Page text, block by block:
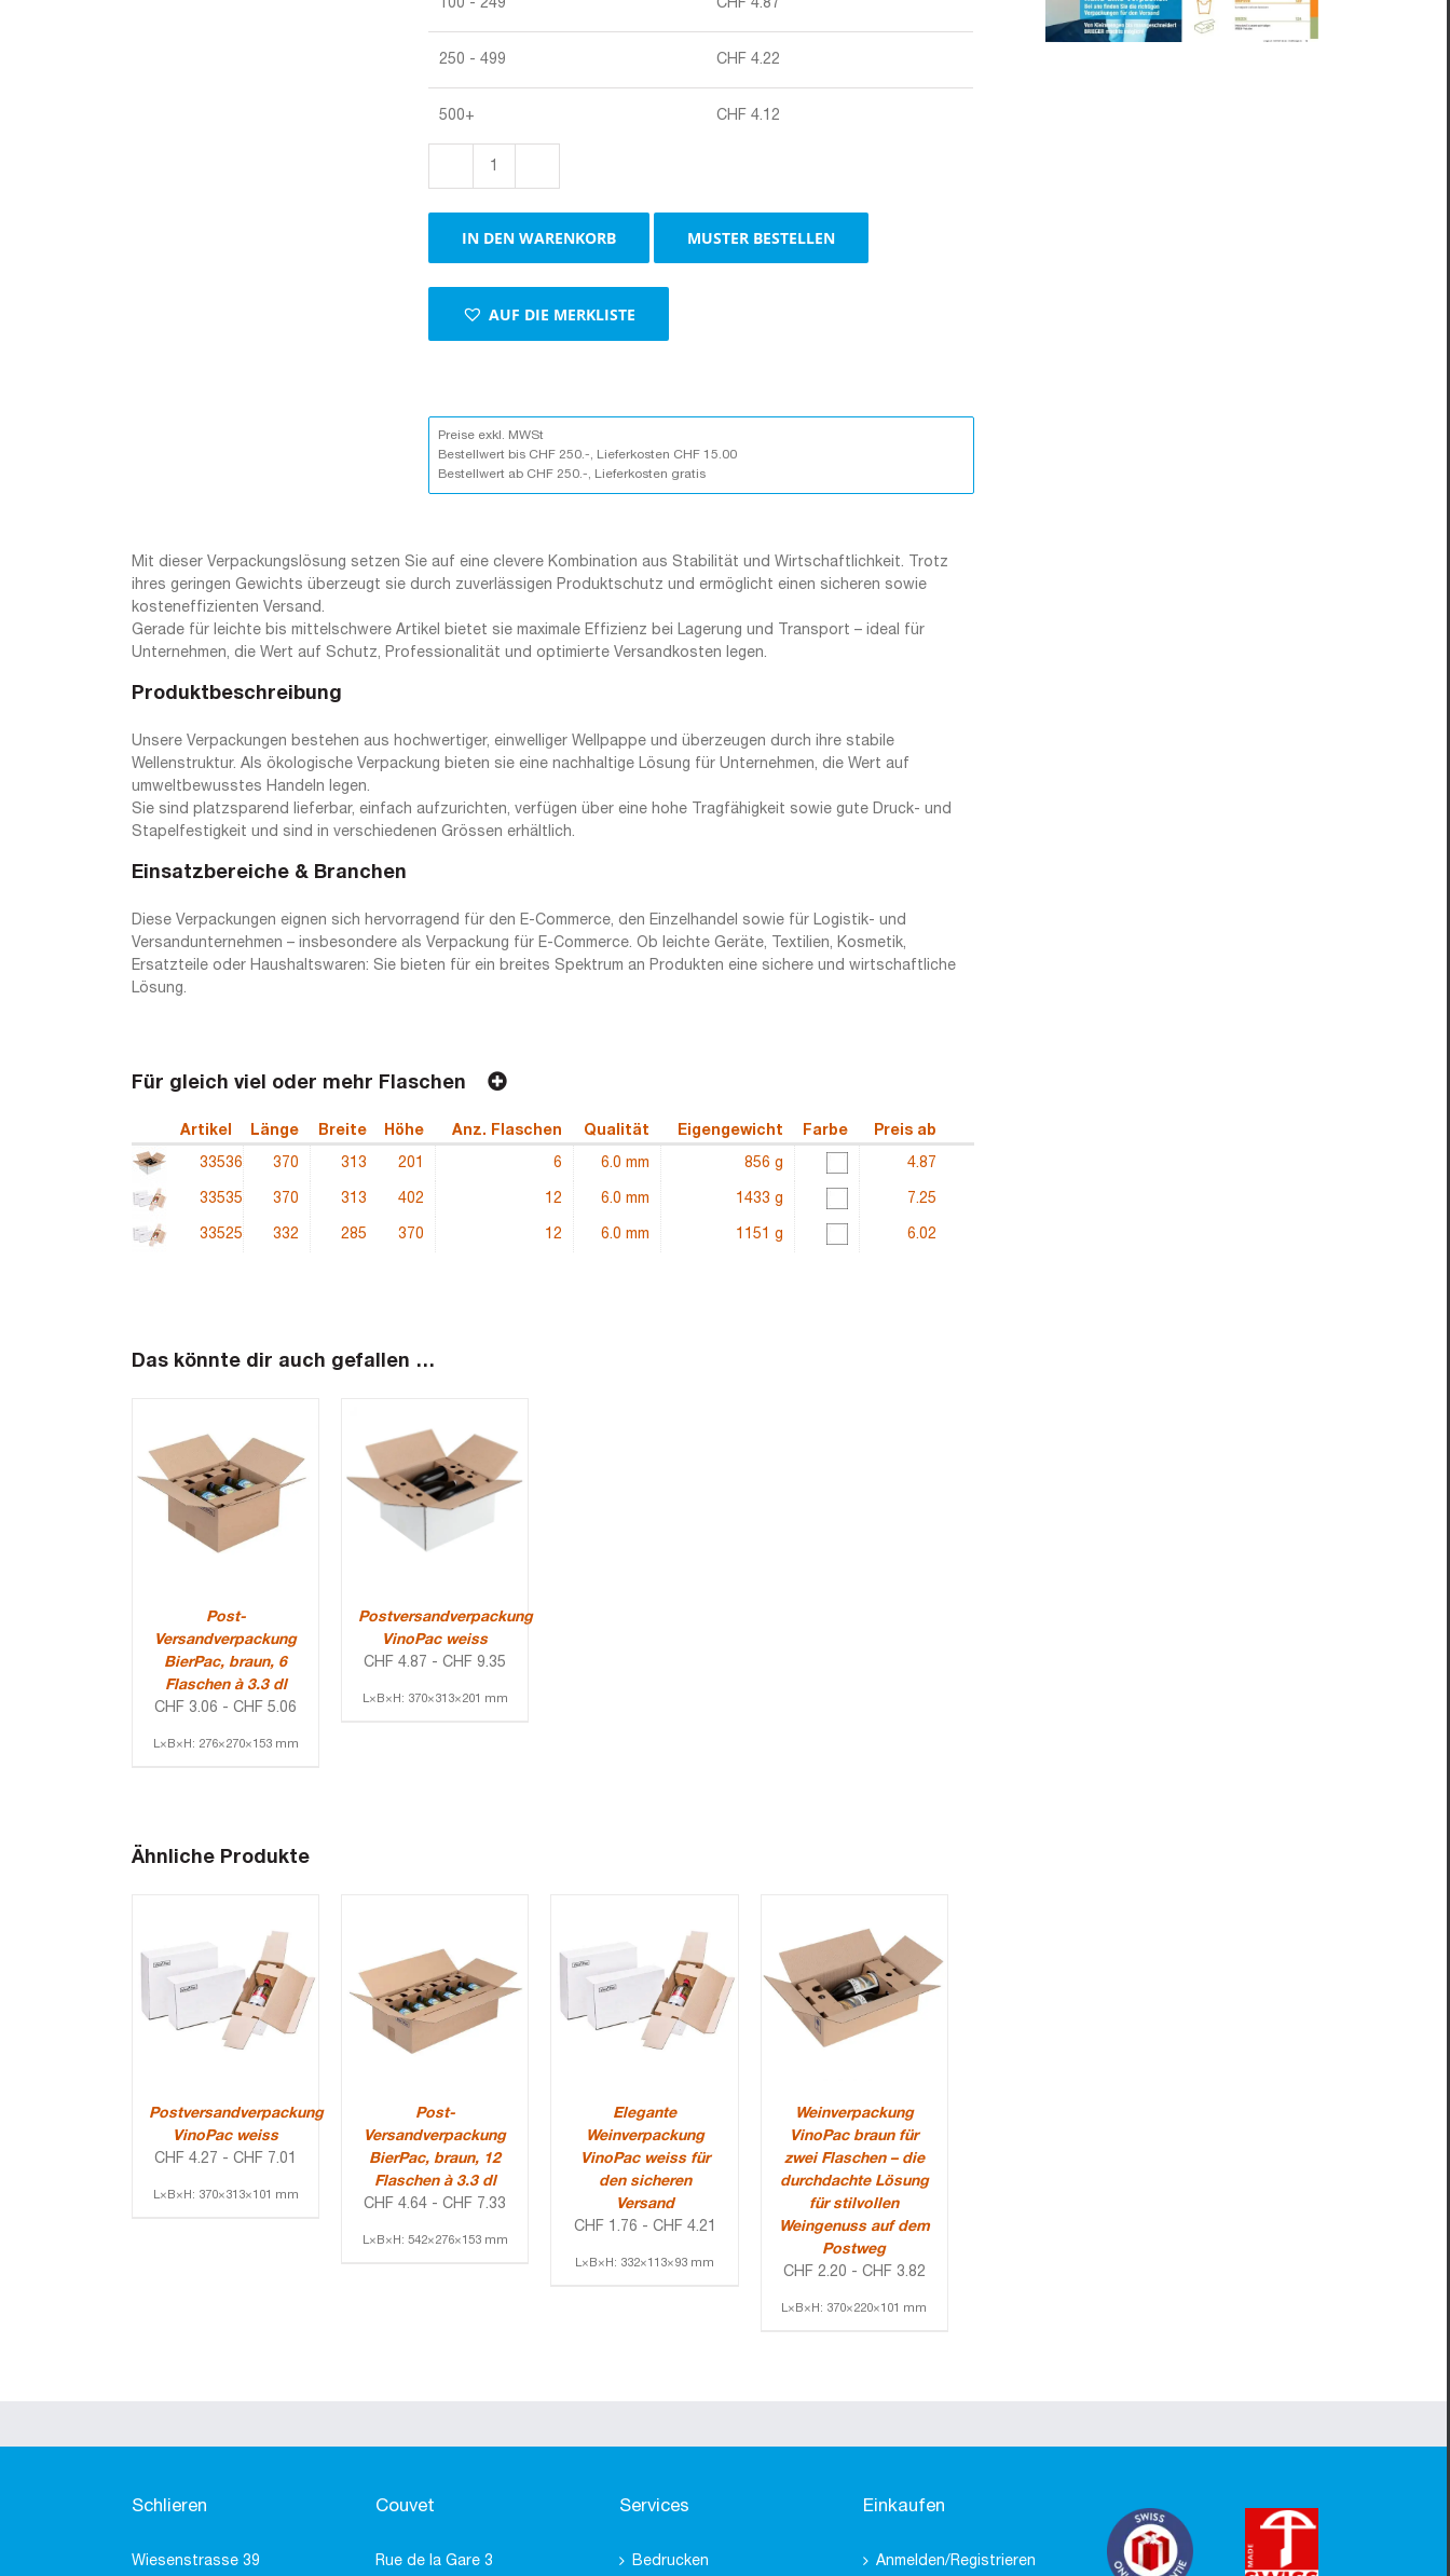
100 - 249 CHF 4.87
250 - 499 CHF 4.22
500+ CHF 4.12
Menge
IN DEN WARENKORB MUSTER BESTELLEN
AUF DIE MERKLISTE
Preise exkl. MWSt
Bestellwert bis CHF 250.-, Lieferkosten CHF 15.00
Bestellwert ab CHF 250.-, Lieferkosten gratis
Mit dieser Verpackungslösung setzen Sie auf eine clevere Kombination aus Stabilität und Wirtschaftlichkeit. Trotz
ihres geringen Gewichts überzeugt sie durch zuverlässigen Produktschutz und ermöglicht einen sicheren sowie
kosteneffizienten Versand.
Gerade für leichte bis mittelschwere Artikel bietet sie maximale Effizienz bei Lagerung und Transport – ideal für
Unternehmen, die Wert auf Schutz, Professionalität und optimierte Versandkosten legen.
Produktbeschreibung
Unsere Verpackungen bestehen aus hochwertiger, einwelliger Wellpappe und überzeugen durch ihre stabile
Wellenstruktur. Als ökologische Verpackung bieten sie eine nachhaltige Lösung für Unternehmen, die Wert auf
umweltbewusstes Handeln legen.
Sie sind platzsparend lieferbar, einfach aufzurichten, verfügen über eine hohe Tragfähigkeit sowie gute Druck- und
Stapelfestigkeit und sind in verschiedenen Grössen erhältlich.
Einsatzbereiche & Branchen
Diese Verpackungen eignen sich hervorragend für den E-Commerce, den Einzelhandel sowie für Logistik- und
Versandunternehmen – insbesondere als Verpackung für E-Commerce. Ob leichte Geräte, Textilien, Kosmetik,
Ersatzteile oder Haushaltswaren: Sie bieten für ein breites Spektrum an Produkten eine sichere und wirtschaftliche
Lösung.
Für gleich viel oder mehr Flaschen
Artikel Länge Breite Höhe Anz. Flaschen Qualität Eigengewicht Farbe Preis ab
33536 370 313 201 6 6.0 mm 856 g 4.87
33535 370 313 402 12 6.0 mm 1433 g 7.25
33525 332 285 370 12 6.0 mm 1151 g 6.02
Das könnte dir auch gefallen …
Post-
Versandverpackung
BierPac, braun, 6
Flaschen à 3.3 dl
CHF 3.06 -CHF 5.06
L×B×H: 276×270×153 mm
Postversandverpackung
VinoPac weiss
CHF 4.87 -CHF 9.35
L×B×H: 370×313×201 mm
Ähnliche Produkte
Postversandverpackung
VinoPac weiss
CHF 4.27 -CHF 7.01
L×B×H: 370×313×101 mm
Post-
Versandverpackung
BierPac, braun, 12
Flaschen à 3.3 dl
CHF 4.64 -CHF 7.33
L×B×H: 542×276×153 mm
Elegante
Weinverpackung
VinoPac weiss für
den sicheren
Versand
CHF 1.76 - CHF 4.21
L×B×H: 332×113×93 mm
Weinverpackung
VinoPac braun für
zwei Flaschen – die
durchdachte Lösung
für stilvollen
Weingenuss auf dem
Postweg
CHF 2.20 - CHF 3.82
L×B×H: 370×220×101 mm
Schlieren
Wiesenstrasse 39
Couvet
Rue de la Gare 3
Services
Bedrucken
Einkaufen
Anmelden/Registrieren